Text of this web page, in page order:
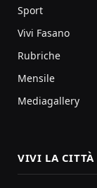
Sport
Vivi Fasano
Rubriche
Mensile
Mediagallery
VIVI LA CITTÀ